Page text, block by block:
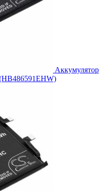
Аккумулятор